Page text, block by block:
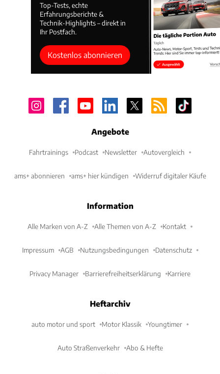
Top-Tests, echte
Erfahrungsberichte &
Technik-Highlights – direkt in
Ihr Postfach.
Kostenlos abonnieren
Angebote
Fahrtrainings Podcast Newsletter Autovergleich
ams+ abonnieren ams+ hier kündigen Widerruf digitaler Käufe
Information
Alle Marken von A-Z Alle Themen von A-Z Kontakt
Impressum AGB Nutzungsbedingungen Datenschutz
Privacy Manager Barrierefreiheitserklärung Karriere
Heftarchiv
auto motor und sport Motor Klassik Youngtimer
Auto Straßenverkehr Abo & Hefte